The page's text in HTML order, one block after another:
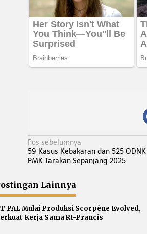
N
a
i
g
a
s
Pos sebelumnya
59 Kasus Kebakaran dan 525
PMK Tarakan Sepanjang 2025
Lainnya
PAL Mulai Produksi Scorpène Evolved,
Kerja Sama RI-Prancis